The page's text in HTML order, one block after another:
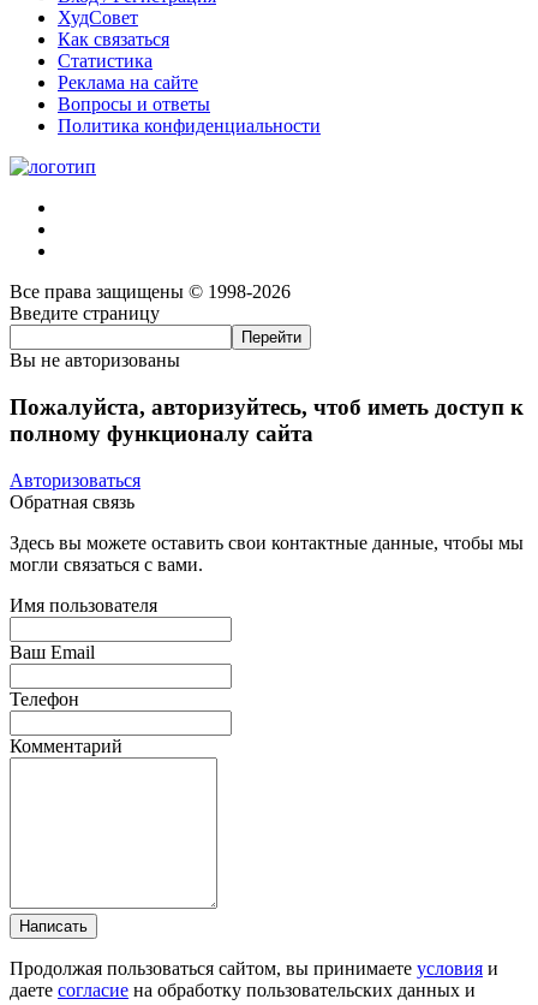
ХудСовет
Как связаться
Статистика
Реклама на сайте
Вопросы и ответы
Политика конфиденциальности
Все права защищены © 1998-2026
Введите страницу
Вы не авторизованы
Пожалуйста, авторизуйтесь, чтоб иметь доступ к
полному функционалу сайта
Авторизоваться
Обратная связь
Здесь вы можете оставить свои контактные данные, чтобы мы
могли связаться с вами.
Имя пользователя
Ваш Email
Телефон
Комментарий
Написать
Продолжая пользоваться сайтом, вы принимаете условия и
даете согласие на обработку пользовательских данных и